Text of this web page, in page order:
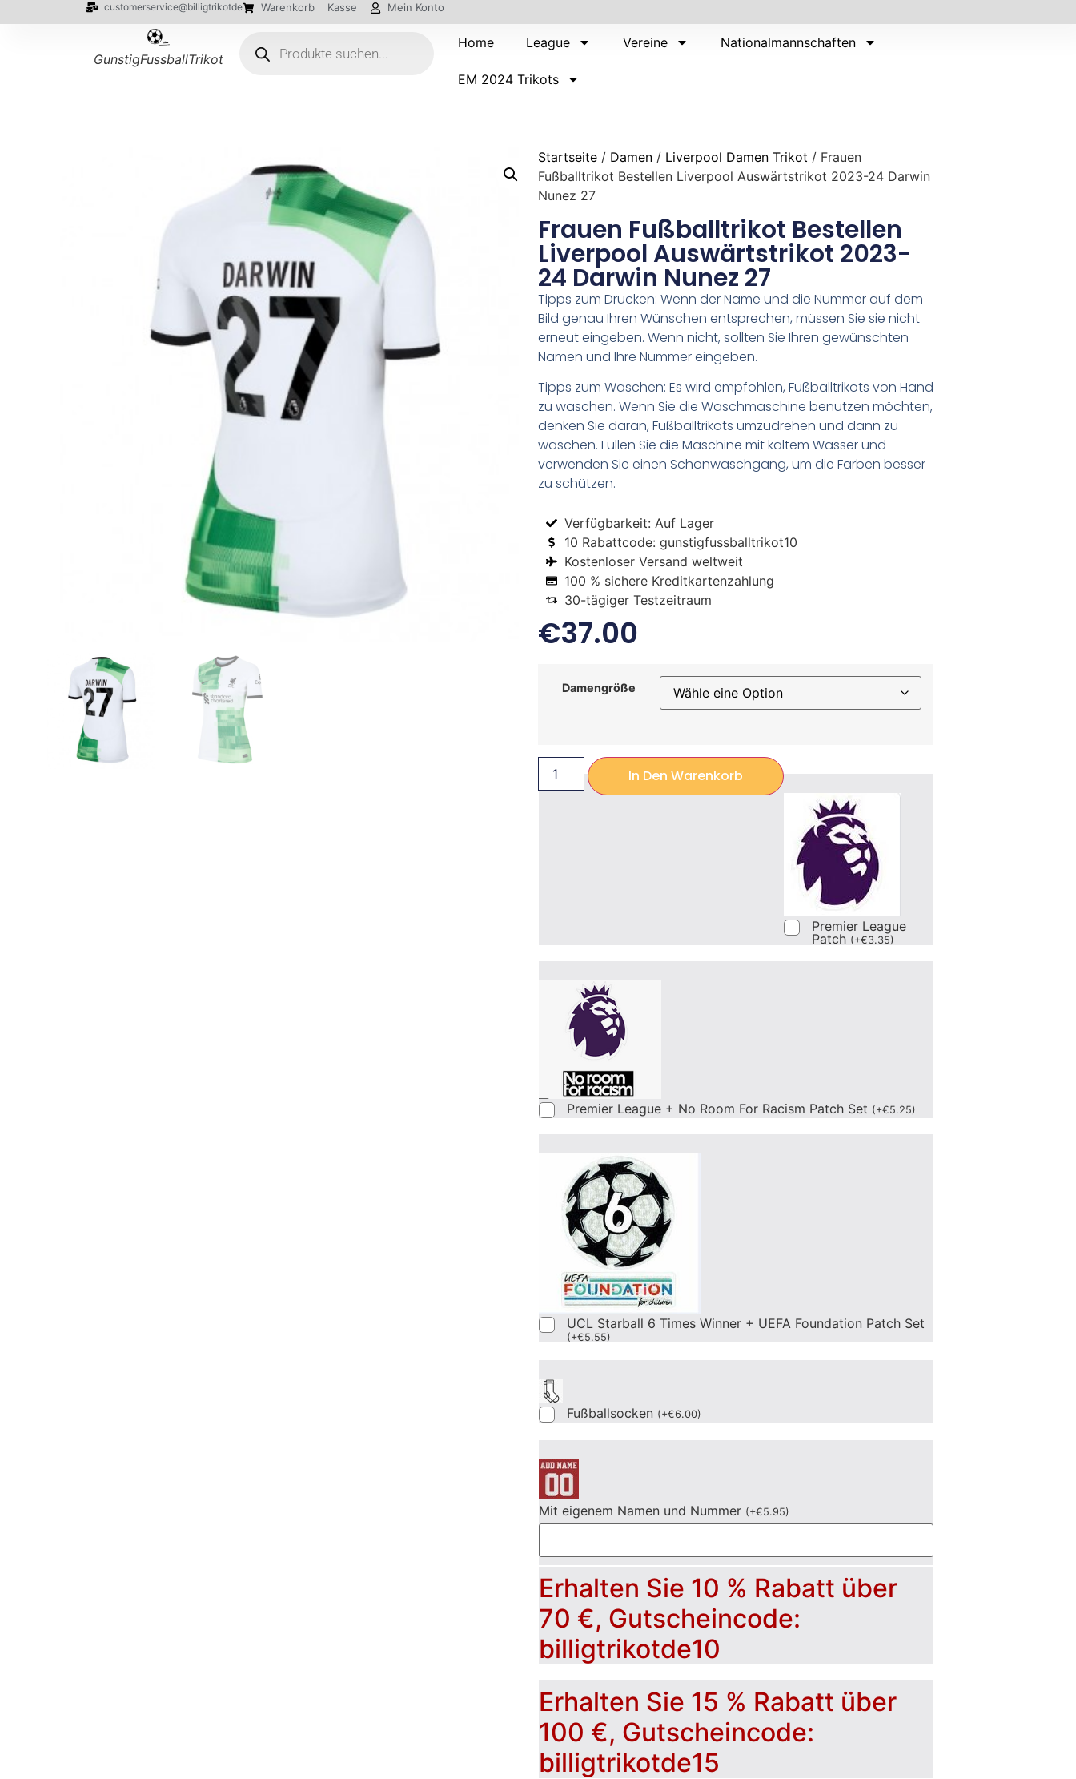
customerservice@billigtrikotde Warenkorb Kasse Mein Konto
GunstigFussballTrikot
Home League Vereine Nationalmannschaften
EM 2024 Trikots
Startseite / Damen / Liverpool Damen Trikot / Frauen
Fußballtrikot Bestellen Liverpool Auswärtstrikot 2023-24 Darwin
Nunez 27
Frauen Fußballtrikot Bestellen
Liverpool Auswärtstrikot 2023-
24 Darwin Nunez 27
Tipps zum Drucken: Wenn der Name und die Nummer auf dem
Bild genau Ihren Wünschen entsprechen, müssen Sie sie nicht
erneut eingeben. Wenn nicht, sollten Sie Ihren gewünschten
Namen und Ihre Nummer eingeben.
Tipps zum Waschen: Es wird empfohlen, Fußballtrikots von Hand
zu waschen. Wenn Sie die Waschmaschine benutzen möchten,
denken Sie daran, Fußballtrikots umzudrehen und dann zu
waschen. Füllen Sie die Maschine mit kaltem Wasser und
verwenden Sie einen Schonwaschgang, um die Farben besser
zu schützen.
Verfügbarkeit: Auf Lager
10 Rabattcode: gunstigfussballtrikot10
Kostenloser Versand weltweit
100 % sichere Kreditkartenzahlung
30-tägiger Testzeitraum
€37.00
Damengröße
In Den Warenkorb
Premier League
Patch (+€3.35)
Premier League + No Room For Racism Patch Set (+€5.25)
UCL Starball 6 Times Winner + UEFA Foundation Patch Set
(+€5.55)
Fußballsocken (+€6.00)
Mit eigenem Namen und Nummer (+€5.95)
Erhalten Sie 10 % Rabatt über
70 €, Gutscheincode:
billigtrikotde10
Erhalten Sie 15 % Rabatt über
100 €, Gutscheincode:
billigtrikotde15